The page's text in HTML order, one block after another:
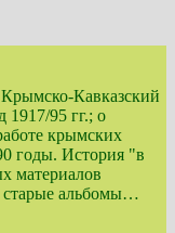
Кавказский
1917/95 гг.; о
крымских
годы. История "в
материалов
старые альбомы…